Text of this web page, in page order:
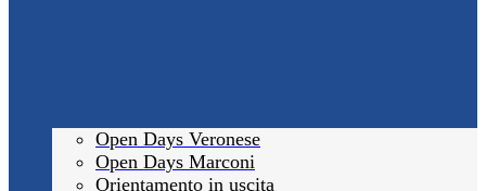
Open Days Veronese
Open Days Marconi
Orientamento in uscita